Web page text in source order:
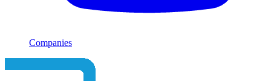
Companies